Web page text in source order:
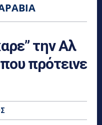
την Αλ
πρότεινε